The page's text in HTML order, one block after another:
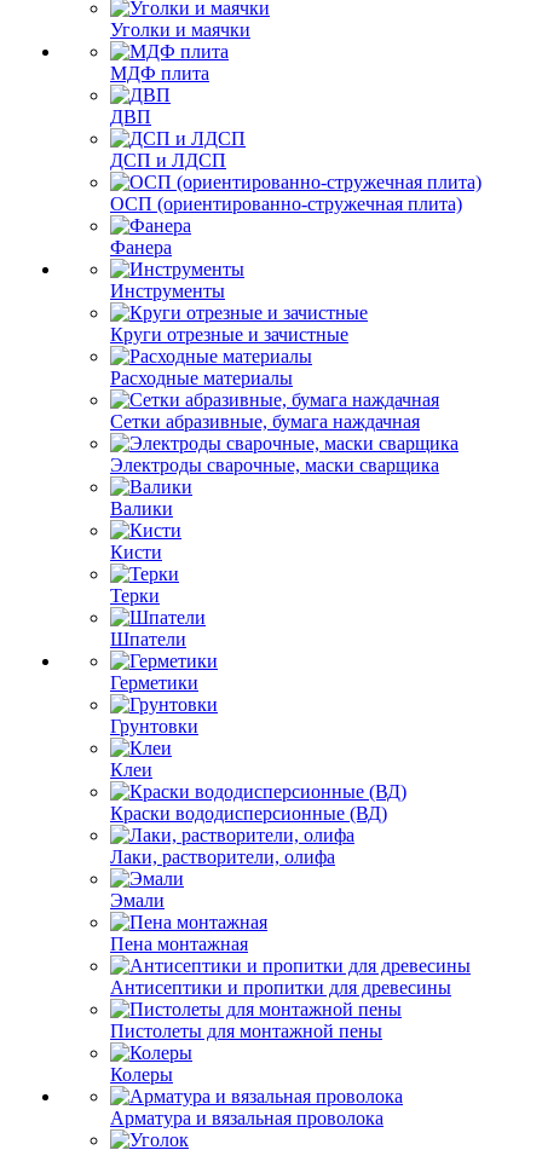
Уголки и маячки
МДФ плита
ДВП
ДСП и ЛДСП
ОСП (ориентированно-стружечная плита)
Фанера
Инструменты
Круги отрезные и зачистные
Расходные материалы
Сетки абразивные, бумага наждачная
Электроды сварочные, маски сварщика
Валики
Кисти
Терки
Шпатели
Герметики
Грунтовки
Клеи
Краски вододисперсионные (ВД)
Лаки, растворители, олифа
Эмали
Пена монтажная
Антисептики и пропитки для древесины
Пистолеты для монтажной пены
Колеры
Арматура и вязальная проволока